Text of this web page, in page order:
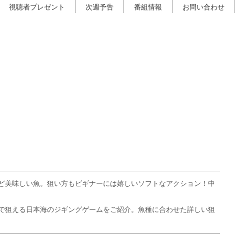
視聴者プレゼント 次週予告 番組情報 お問い合わせ
味しい魚。狙い方もビギナーには嬉しいソフトなアクション！中
える日本海のジギングゲームをご紹介。魚種に合わせた詳しい狙